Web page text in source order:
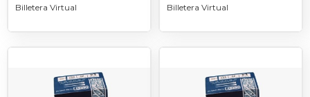
Billetera Virtual
Billetera Virtual